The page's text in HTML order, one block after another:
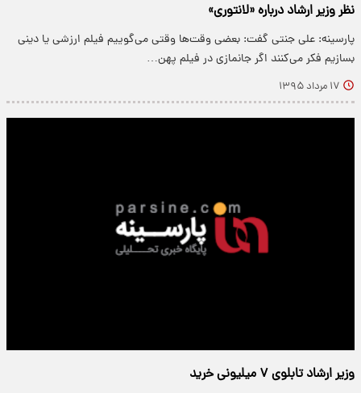
نظر وزیر ارشاد درباره‌ «لانتوری»
پارسینه: علی جنتی گفت: بعضی وقت‌ها وقتی می‌گوییم فیلم ارزشی یا دینی
بسازیم فکر می‌کنند اگر جانمازی در فیلم پهن…
۱۷ مرداد ۱۳۹۵
وزیر ارشاد تابلوی ۷ میلیونی خرید